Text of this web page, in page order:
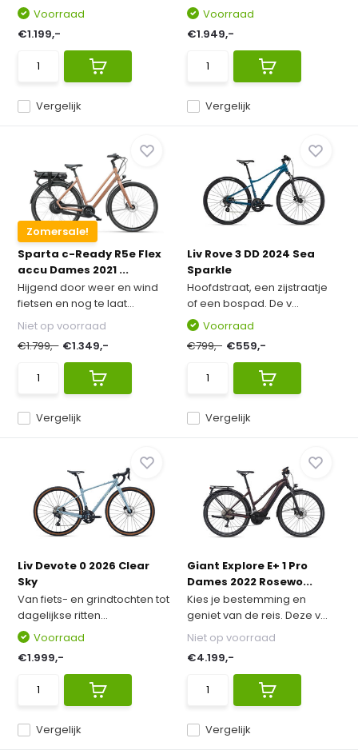
Vergelijk
Voorraad
€1.199,-
Vergelijk
Voorraad
€1.949,-
Zomersale!
Sparta c-Ready R5e Flex
accu Dames 2021 ...
Hijgend door weer en wind
fietsen en nog te laat...
Vergelijk
Niet op voorraad
€1.799,- €1.349,-
Liv Rove 3 DD 2024 Sea
Sparkle
Hoofdstraat, een zijstraatje
of een bospad. De v...
Vergelijk
Voorraad
€799,- €559,-
Liv Devote 0 2026 Clear
Sky
Van fiets- en grindtochten tot
dagelijkse ritten...
Vergelijk
Voorraad
€1.999,-
Giant Explore E+ 1 Pro
Dames 2022 Rosewo...
Kies je bestemming en
geniet van de reis. Deze v...
Vergelijk
Niet op voorraad
€4.199,-